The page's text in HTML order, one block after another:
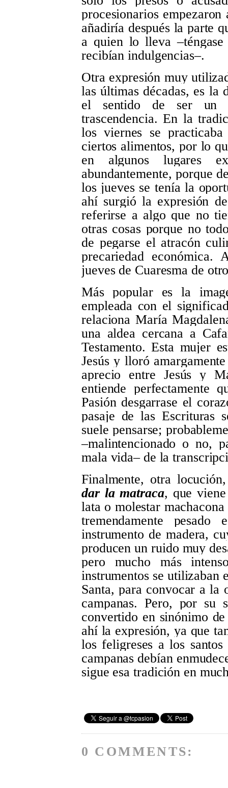
procesionarios
añadiría después la parte
a quien lo lleva ‒téngase
recibían indulgencias‒.
Otra expresión muy
las últimas décadas, es la
el sentido de ser un
trascendencia. En la
los viernes se
ciertos alimentos, por lo
en algunos lugares
abundantemente, porque
los jueves se tenía la
ahí surgió la expresión
referirse a algo que no
otras cosas porque no
de pegarse el atracón
precariedad
jueves de Cuaresma de
Más popular es la
empleada con el
relaciona María
una aldea cercana a
Testamento. Esta mujer
Jesús y lloró
aprecio entre Jesús y
entiende perfectamente
Pasión desgarrase el
pasaje de las Escrituras
suele pensarse;
‒malintencionado o no,
mala vida‒ de la
Finalmente, otra
dar la matraca, que
lata o molestar
tremendamente
instrumento de madera,
producen un ruido muy
pero mucho más
instrumentos se utilizaban
Santa, para convocar a la
campanas. Pero, por su
convertido en sinónimo
ahí la expresión, ya que
los feligreses a los
campanas debían
sigue esa tradición en
0 COMMENTS: